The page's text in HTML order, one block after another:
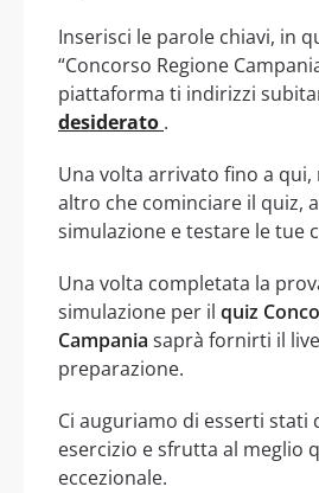
Inserisci le parole chiavi, in
“Concorso Regione
piattaforma ti indirizzi
desiderato .
Una volta arrivato fino a
altro che cominciare il quiz,
simulazione e testare le tue
Una volta completata la
simulazione per il quiz
Campania saprà fornirti il
preparazione.
Ci auguriamo di esserti stati
esercizio e sfrutta al meglio
eccezionale.